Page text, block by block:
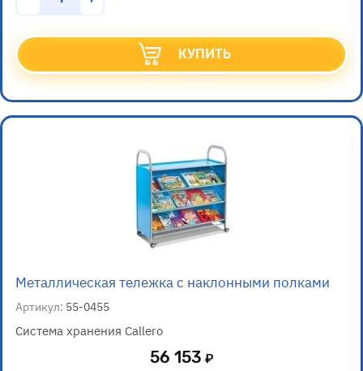
КУПИТЬ
Металлическая тележка с наклонными полками
Артикул: 55-0455
Система хранения Callero
56 153